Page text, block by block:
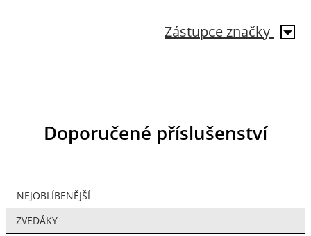
Zástupce značky
Doporučené příslušenství
NEJOBLÍBENĚJŠÍ
ZVEDÁKY